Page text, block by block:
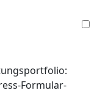
Formular-